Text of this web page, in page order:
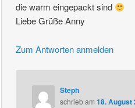
die warm eingepackt sind
Liebe Grüße Anny
Zum Antworten anmelden
Steph
schriebam 18. August